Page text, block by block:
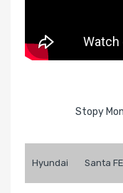
Stopy
Hyundai Santa FE